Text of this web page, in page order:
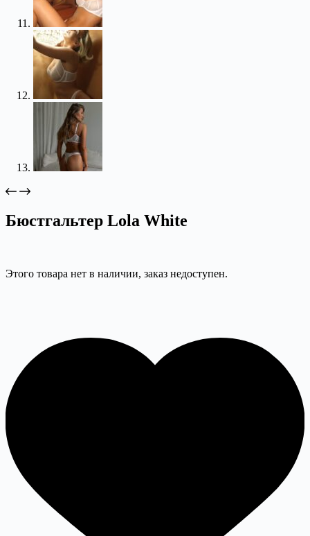
Бюстгальтер Lola White
Этого товара нет в наличии, заказ недоступен.